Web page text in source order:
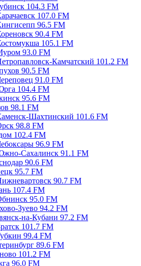
104.3 FM
107.0 FM
96.5 FM
90.4 FM
105.1 FM
93.0 FM
Камчатский 101.2 FM
90.5 FM
91.0 FM
104.4 FM
95.6 FM
98.1 FM
Шахтинский 101.6 FM
98.8 FM
102.4 FM
96.9 FM
Сахалинск 91.1 FM
90.6 FM
95.7 FM
90.7 FM
107.4 FM
95.0 FM
Зуево 94.2 FM
на-Кубани 97.2 FM
101.7 FM
99.4 FM
89.6 FM
101.2 FM
96.0 FM